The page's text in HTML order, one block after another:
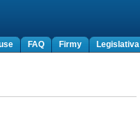
Legislativa
Firmy
FAQ